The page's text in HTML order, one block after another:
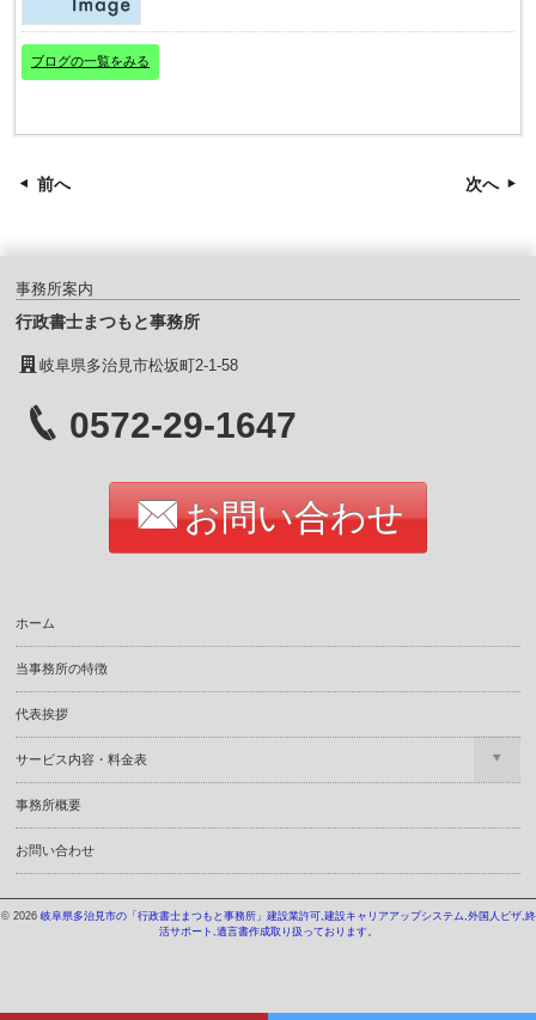
ブログの一覧をみる
前へ 次へ
事務所案内
行政書士まつもと事務所
岐阜県多治見市松坂町2-1-58
0572-29-1647
お問い合わせ
ホーム
当事務所の特徴
代表挨拶
サービス内容・料金表
事務所概要
お問い合わせ
© 2026 岐阜県多治見市の「行政書士まつもと事務所」建設業許可,建設キャリアアップシステム,外国人ビザ,終
活サポート,遺言書作成取り扱っております。